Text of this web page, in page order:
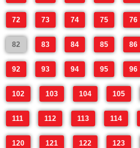
72 73 74 75 76
82 83 84 85 86
92 93 94 95 96
102 103 104 105
111 112 113 114
120 121 122 123